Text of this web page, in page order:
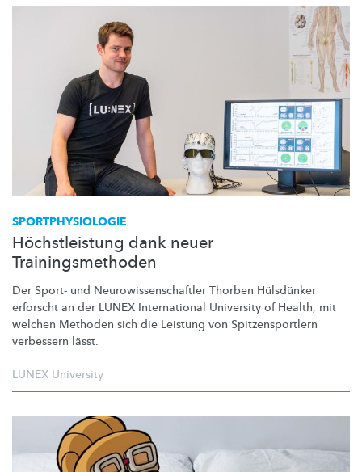
SPORTPHYSIOLOGIE
Höchstleistung dank neuer
Trainingsmethoden
Der Sport- und Neurowissenschaftler Thorben Hülsdünker
erforscht an der LUNEX International University of Health, mit
welchen Methoden sich die Leistung von Spitzensportlern
verbessern lässt.
LUNEX University